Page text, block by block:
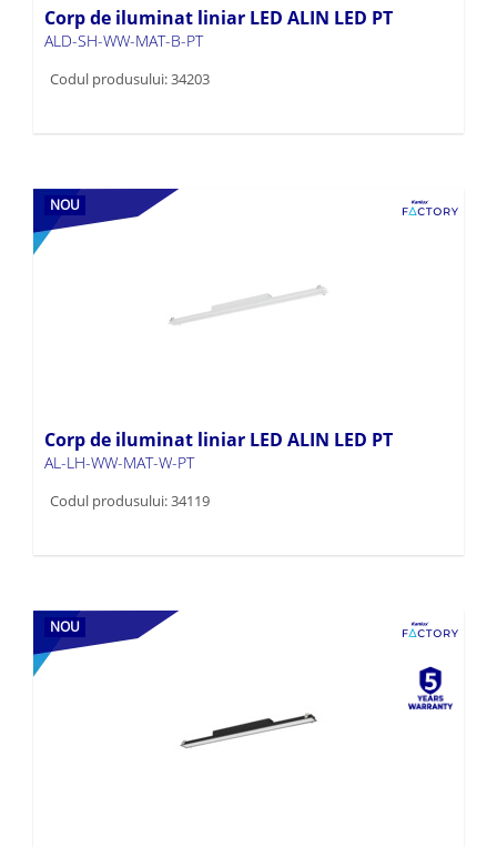
Corp de iluminat liniar LED ALIN LED PT
ALD-SH-WW-MAT-B-PT
Codul produsului: 34203
NOU
Corp de iluminat liniar LED ALIN LED PT
AL-LH-WW-MAT-W-PT
Codul produsului: 34119
NOU